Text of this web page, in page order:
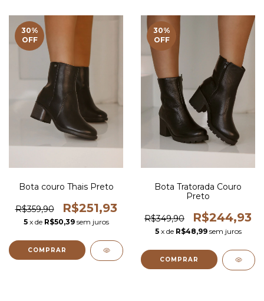
30%
OFF
Bota couro Thais Preto
R$359,90 R$251,93
5 x de R$50,39 sem juros
COMPRAR
30%
OFF
Bota Tratorada Couro
Preto
R$349,90 R$244,93
5 x de R$48,99 sem juros
COMPRAR